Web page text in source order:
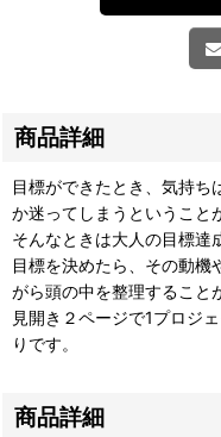
商品詳細
目標ができたとき、気持ち
か迷ってしまうということ
そんなときは大人の目標達
目標を決めたら、その動機
がら頭の中を整理すること
見開き２ページで1プロジ
りです。
商品詳細